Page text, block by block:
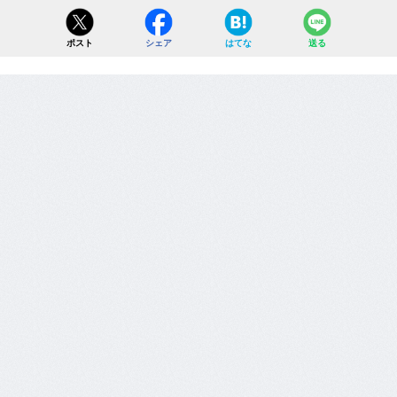
ポスト シェア はてな 送る